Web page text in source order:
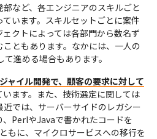
など、各エンジニアのスキルごと
います。スキルセットごとに案件
クトによっては各部門から数名ず
ともあります。なかには、一人の
進める場合もあります。
ャイル開発で、顧客の要求に対して
います。また、技術選定に関しては
では、サーバーサイドのレガシー
PerlやJavaで書かれたコードを
もに、マイクロサービスへの移行を